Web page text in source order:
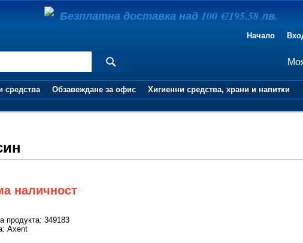
Начало
средства Обзавеждане за офис Хигиенни средства, храни и напитки
наличност
продукта: 349183
Axent
Безплатна доставка над 100 €/195.58 лв.